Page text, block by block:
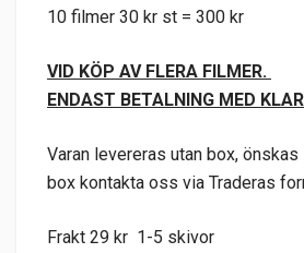
10 filmer 30 kr st = 300 kr
VID KÖP AV FLERA FILMER.
ENDAST BETALNING MED
Varan levereras utan box, önskas
box kontakta oss via Traderas
Frakt 29 kr 1-5 skivor